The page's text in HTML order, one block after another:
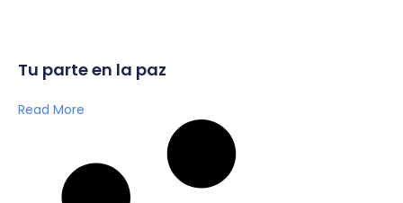
Tu parte en la paz
Read More